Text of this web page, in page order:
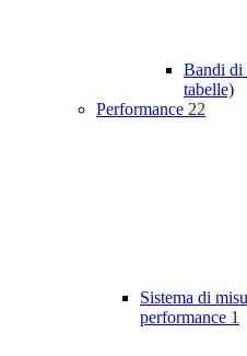
Bandi di
tabelle)
Performance 22
Sistema di
performance 1